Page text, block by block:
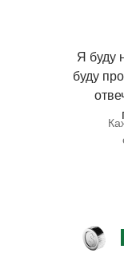
Я буду
буду